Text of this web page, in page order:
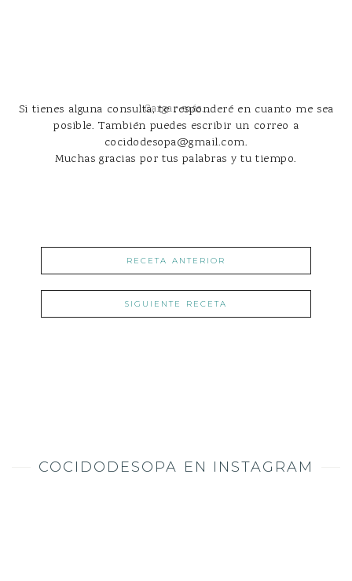
Cargar más...
Si tienes alguna consulta, te responderé en cuanto me sea
posible. También puedes escribir un correo a
cocidodesopa@gmail.com.
Muchas gracias por tus palabras y tu tiempo.
RECETA ANTERIOR
SIGUIENTE RECETA
COCIDODESOPA EN INSTAGRAM